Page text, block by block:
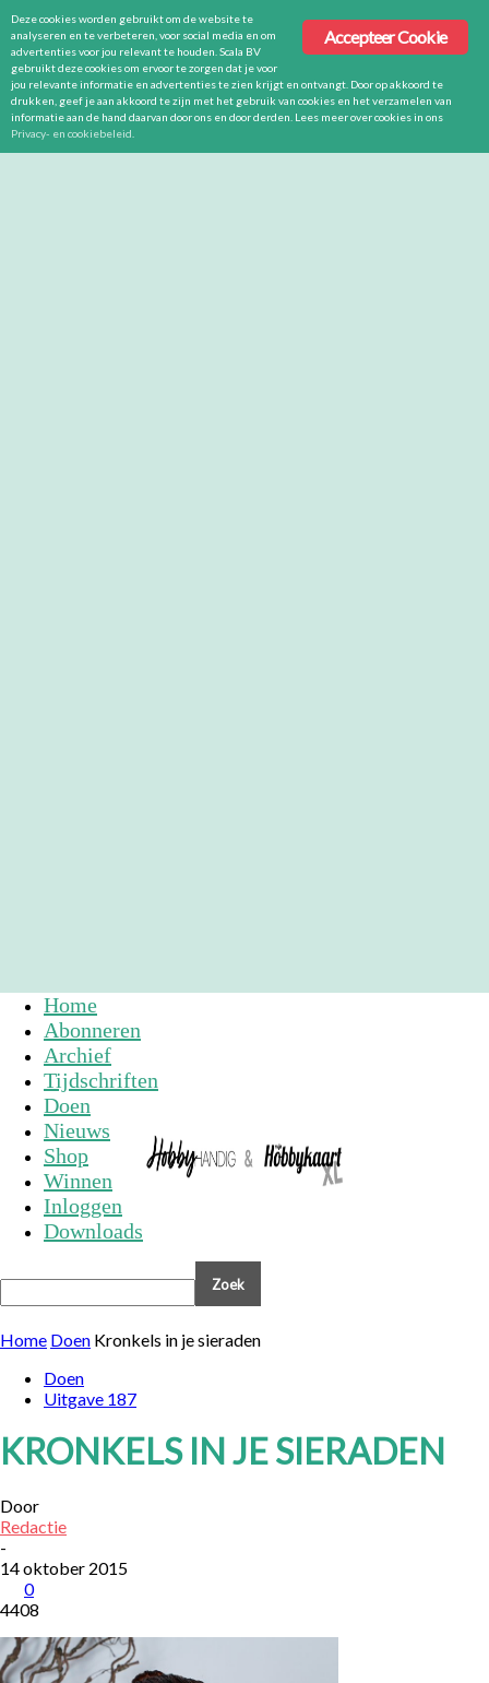
Home
Abonneren
Archief
Tijdschriften
Doen
Nieuws
Shop
Winnen
Inloggen
Downloads
Home Doen Kronkels in je sieraden
Doen
Uitgave 187
KRONKELS IN JE SIERADEN
Door
Redactie
-
14 oktober 2015
0
4408
Accepteer Cookie
Deze cookies worden gebruikt om de website te
analyseren en te verbeteren, voor social media en om
advertenties voor jou relevant te houden. Scala BV
gebruikt deze cookies om ervoor te zorgen dat je voor
jou relevante informatie en advertenties te zien krijgt en ontvangt. Door op akkoord te
drukken, geef je aan akkoord te zijn met het gebruik van cookies en het verzamelen van
informatie aan de hand daarvan door ons en door derden. Lees meer over cookies in ons
Privacy- en cookiebeleid